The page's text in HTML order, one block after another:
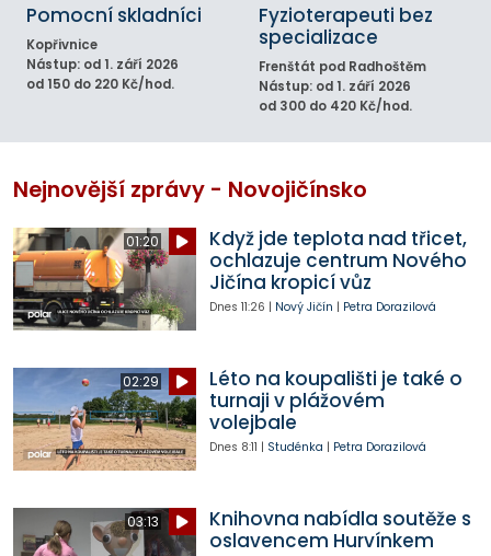
Pomocní skladníci
Kopřivnice
Nástup: od 1. září 2026
od 150 do 220 Kč/hod.
Fyzioterapeuti bez
specializace
Frenštát pod Radhoštěm
Nástup: od 1. září 2026
od 300 do 420 Kč/hod.
Nejnovější zprávy - Novojičínsko
01:20
Když jde teplota nad třicet,
ochlazuje centrum Nového
Jičína kropicí vůz
Dnes 11:26 | Nový Jičín | Petra Dorazilová
02:29
Léto na koupališti je také o
turnaji v plážovém
volejbale
Dnes 8:11 | Studénka | Petra Dorazilová
03:13
Knihovna nabídla soutěže s
oslavencem Hurvínkem